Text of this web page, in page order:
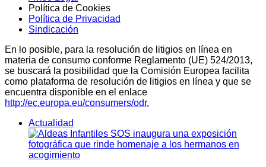
Política de Cookies
Política de Privacidad
Sindicación
En lo posible, para la resolución de litigios en línea en
materia de consumo conforme Reglamento (UE) 524/2013,
se buscará la posibilidad que la Comisión Europea facilita
como plataforma de resolución de litigios en línea y que se
encuentra disponible en el enlace
http://ec.europa.eu/consumers/odr.
Actualidad